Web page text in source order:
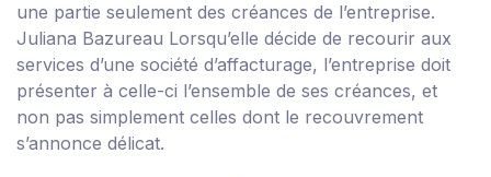
une partie seulement des créances de l’entreprise.
Juliana Bazureau Lorsqu’elle décide de recourir aux
services d’une société d’affacturage, l’entreprise doit
présenter à celle-ci l’ensemble de ses créances, et
non pas simplement celles dont le recouvrement
s’annonce délicat.